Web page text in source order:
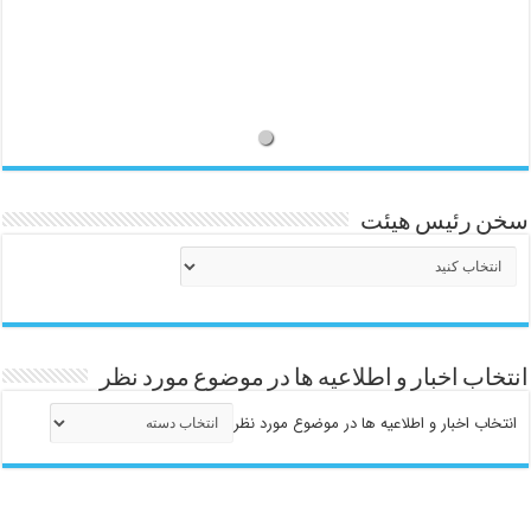
سخن رئیس هیئت
انتخاب اخبار و اطلاعیه ها در موضوع مورد نظر
انتخاب اخبار و اطلاعیه ها در موضوع مورد نظر